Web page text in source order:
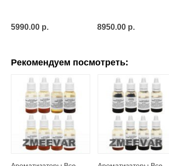
5990.00 р. 8950.00 р.
Рекомендуем посмотреть: